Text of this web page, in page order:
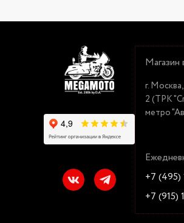
г.
2 (ТРК
метро
+7 (495)
+7 (915)